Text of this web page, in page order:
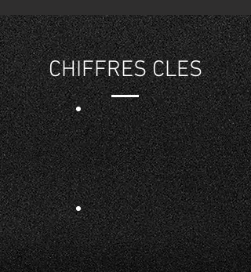
CHIFFRES CLES